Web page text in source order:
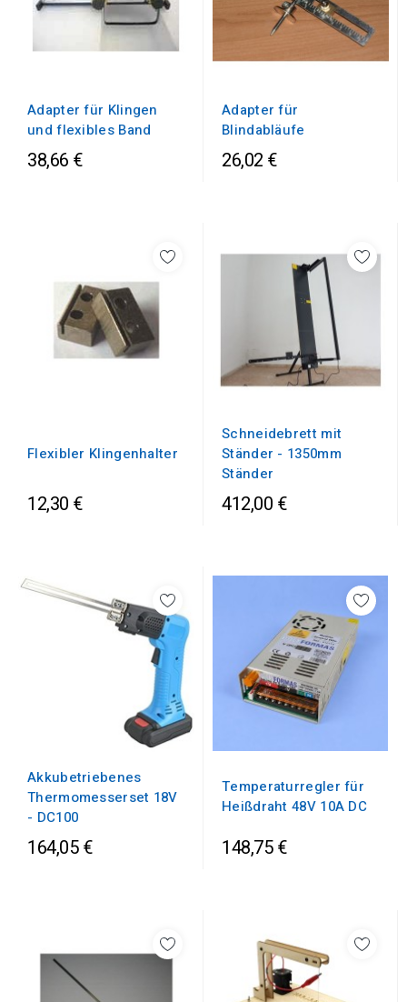
Adapter für Klingen
und flexibles Band
38,66 €
Adapter für
Blindabläufe
26,02 €
Flexibler Klingenhalter
12,30 €
Schneidebrett mit
Ständer - 1350mm
Ständer
412,00 €
Akkubetriebenes
Thermomesserset 18V
- DC100
164,05 €
Temperaturregler für
Heißdraht 48V 10A DC
148,75 €